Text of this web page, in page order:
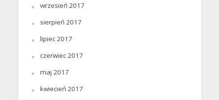
wrzesień 2017
sierpień 2017
lipiec 2017
czerwiec 2017
maj 2017
kwiecień 2017